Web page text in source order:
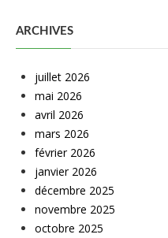
ARCHIVES
juillet 2026
mai 2026
avril 2026
mars 2026
février 2026
janvier 2026
décembre 2025
novembre 2025
octobre 2025